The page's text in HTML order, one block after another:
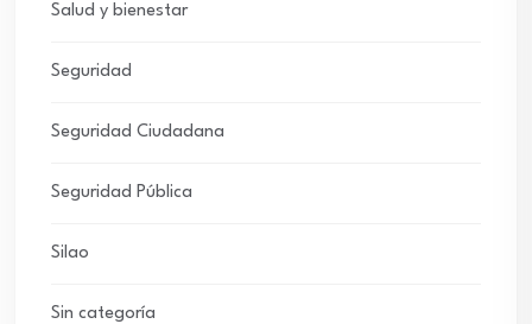
Salud y bienestar
Seguridad
Seguridad Ciudadana
Seguridad Pública
Silao
Sin categoría